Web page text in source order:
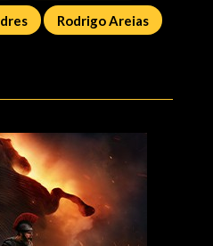
Rodrigo Areias